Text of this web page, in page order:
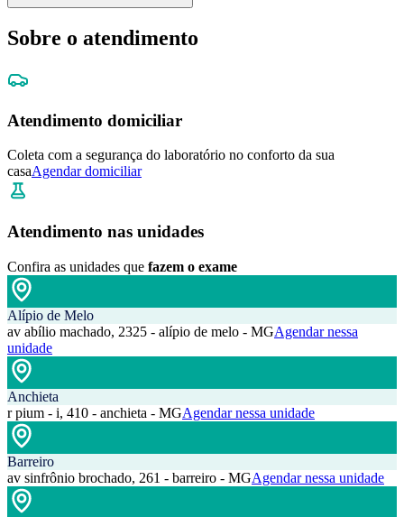
Sobre o atendimento
Atendimento domiciliar
Coleta com a segurança do laboratório no conforto da sua
casaAgendar domiciliar
Atendimento nas unidades
Confira as unidades que fazem o exame
Alípio de Melo
av abílio machado, 2325 - alípio de melo - MGAgendar nessa
unidade
Anchieta
r pium - i, 410 - anchieta - MGAgendar nessa unidade
Barreiro
av sinfrônio brochado, 261 - barreiro - MGAgendar nessa unidade